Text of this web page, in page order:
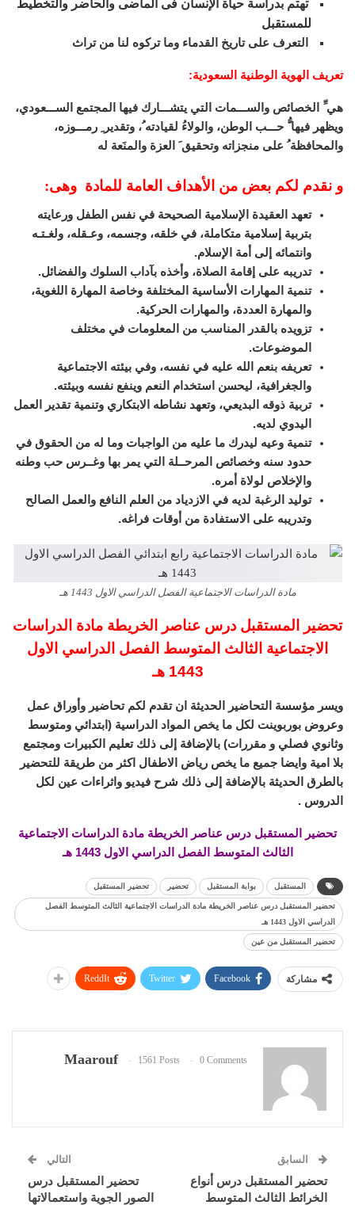
تهتم بدراسة حياة الإنسان فى الماضى والحاضر والتخطيط
للمستقبل
التعرف على تاريخ القدماء وما تركوه لنا من تراث
تعريف الهوية الوطنية السعودية:
هي ِّ الخصائص والســـمات التي يتشـــارك فيها المجتمع الســـعودي،
ويظهر فيها ُّ حـــب الوطن، والولاءُ لقيادته ُ، وتقدير ِ رمـــوزه،
والمحافظة ُ على منجزاته وتحقيق َ العزة والمنَعة له
و نقدم لكم بعض من الأهداف العامة للمادة وهى:
تعهد العقيدة الإسلامية الصحيحة في نفس الطفل ورعايته
بتربية إسلامية متكاملة، في خلقه، وجسمه، وعـقله، ولغـتـه
وانتمائه إلى أمة الإسلام.
تدريبه على إقامة الصلاة، وأخذه بآداب السلوك والفضائل.
تنمية المهارات الأساسية المختلفة وخاصة المهارة اللغوية،
والمهارة العددة، والمهارات الحركية.
تزويده بالقدر المناسب من المعلومات في مختلف
الموضوعات.
تعريفه بنعم الله عليه في نفسه، وفي بيئته الاجتماعية
والجغرافية، ليحسن استخدام النعم وينفع نفسه وبيئته.
تربية ذوقه البديعي، وتعهد نشاطه الابتكاري وتنمية تقدير العمل
اليدوي لديه.
تنمية وعيه ليدرك ما عليه من الواجبات وما له من الحقوق في
حدود سنه وخصائص المرحــلة التي يمر بها وغــرس حب وطنه
والإخلاص لولاة أمره.
توليد الرغبة لديه في الازدياد من العلم النافع والعمل الصالح
وتدريبه على الاستفادة من أوقات فراغه.
مادة الدراسات الاجتماعية الفصل الدراسي الاول 1443 هـ
تحضير المستقبل درس عناصر الخريطة مادة الدراسات
الاجتماعية الثالث المتوسط الفصل الدراسي الاول
1443 هـ
ويسر مؤسسة التحاضير الحديثة ان تقدم لكم تحاضير وأوراق عمل
وعروض بوربوينت لكل ما يخص المواد الدراسية (ابتدائي ومتوسط
وثانوي فصلي و مقررات) بالإضافة إلى ذلك تعليم الكبيرات ومجتمع
بلا امية وايضا جميع ما يخص رياض الاطفال اكثر من طريقة للتحضير
بالطرق الحديثة بالإضافة إلى ذلك شرح فيديو واثراءات عين لكل
الدروس .
تحضير المستقبل درس عناصر الخريطة مادة الدراسات الاجتماعية
الثالث المتوسط الفصل الدراسي الاول 1443 هـ
المستقبل بوابة المستقبل تحضير تحضير المستقبل
تحضير المستقبل درس عناصر الخريطة مادة الدراسات الاجتماعية الثالث المتوسط الفصل
الدراسي الاول 1443 هـ
تحضير المستقبل من عين
مشاركة Facebook
Twitter
ReddIt
Maarouf 1561 Posts 0 Comments
السابق
تحضير المستقبل درس أنواع
الخرائط الثالث المتوسط
التالي
تحضير المستقبل درس
الصور الجوية واستعمالاتها